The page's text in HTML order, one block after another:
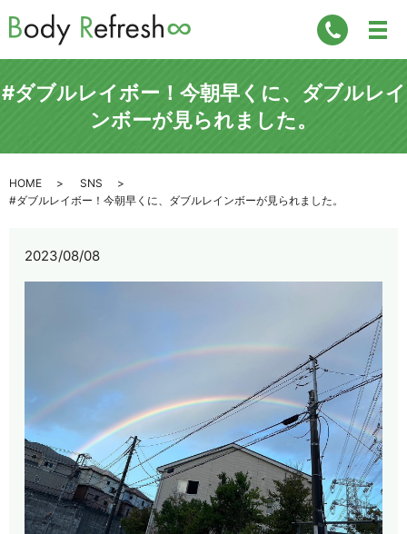
#ダブルレイボー！今朝早くに、ダブルレイ
ンボーが見られました。
HOME
SNS
#ダブルレイボー！今朝早くに、ダブルレインボーが見られました。
2023/08/08